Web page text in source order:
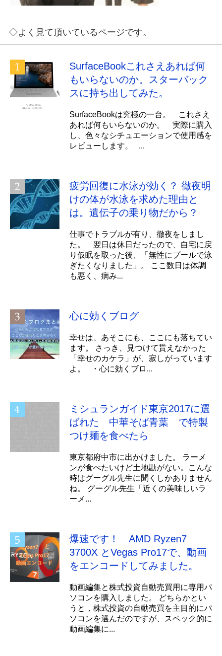
◇よく見て頂いているページです。
SurfaceBookこれさえあれば何
もいらないのか。スターバック
スに持ち出してみた。
SurfaceBookは究極の一台。 これさえ
あれば何もいらないのか。 実際に購入
し、色々なシチュエーションで使用感を
レビューします。 ...
疲労回復に水泳が効く？ 徹夜明
けの体が水泳を求めた理由と
は。遺伝子の乗り物だから？
仕事でトラブルが有り、徹夜をしまし
た。 翌日は休日だったので、自宅に戻
り仮眠を取った後、「無性にプールで泳
ぎたくなりました」。 ここ数日は体調
も悪く、病み...
心に効くブログ
幸せは、あそこにも、ここにも落ちてい
ます。 さっき、見つけて貰えなかった
「幸せのカケラ」が、寂しがっています
よ。 ・心に効くブロ...
ミシュランガイド東京2017に選
ばれた 中華そば青葉 で特製
つけ麺を食べたら
東京都府中市に出かけました。 ラーメ
ンが食べたいけど土地勘がない。こんな
時はグーグル先生に聞くしかありません
ね。 グーグル先生「近くの美味しいラ
ーメ...
爆速です！ AMD Ryzen7
3700X とVegas Pro17で、動画
をエンコードしてみました。
動画編集と株式投資自動売買用に専用パ
ソコンを購入しました。 どちらかとい
うと，株式投資の自動売買を主目的にパ
ソコンを選んだのですが、スペック的に
動画編集に...